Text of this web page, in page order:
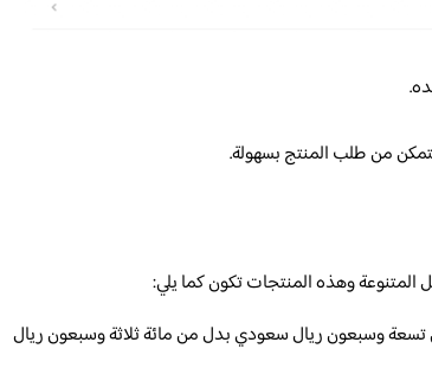
من طلب المنتج بسهولة.
وهذه المنتجات تكون كما يلي:
وسبعون ريال سعودي بدل من مائة ثلاثة وسبعون ريال